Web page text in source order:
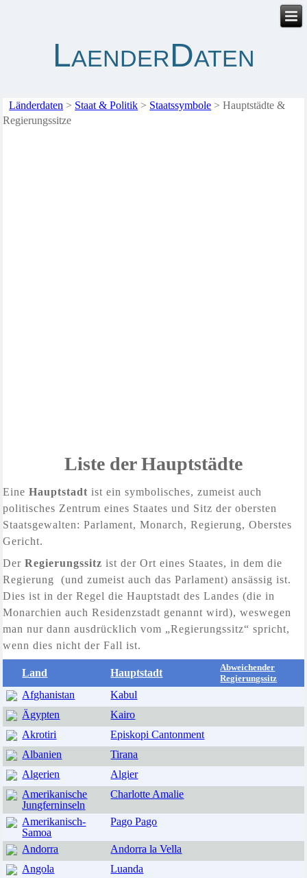
LaenderDaten
Länderdaten > Staat & Politik > Staatssymbole >Hauptstädte &
Regierungssitze
Liste der Hauptstädte
EineHauptstadt ist ein symbolisches, zumeist auch
politisches Zentrum eines Staates und Sitz der obersten
Staatsgewalten: Parlament, Monarch, Regierung, Oberstes
Gericht.
Der Regierungssitz ist der Ort eines Staates, in dem die
Regierung (und zumeist auch dasParlament) ansässig ist.
Dies ist in der Regel die Hauptstadt des Landes (die in
Monarchien auch Residenzstadt genannt wird), weswegen
man nur dann ausdrücklich vom „Regierungssitz“ spricht,
wenn dies nicht der Fall ist.
Land Hauptstadt
Abweichender
Regierungssitz
Afghanistan
Kabul
Ägypten
Kairo
Akrotiri
Episkopi Cantonment
Albanien
Tirana
Algerien
Algier
Amerikanische
Jungferninseln
Charlotte Amalie
Amerikanisch-
Samoa
Pago Pago
Andorra
Andorra la Vella
Angola
Luanda